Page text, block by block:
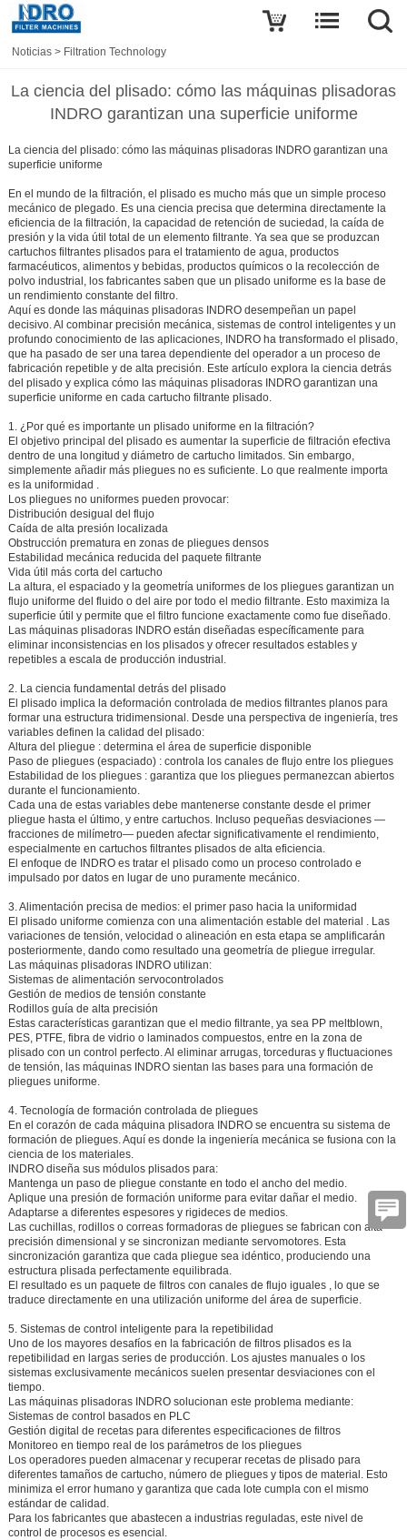
Noticias > Filtration Technology
La ciencia del plisado: cómo las máquinas plisadoras
INDRO garantizan una superficie uniforme
La ciencia del plisado: cómo las máquinas plisadoras INDRO garantizan una
superficie uniforme
En el mundo de la filtración, el plisado es mucho más que un simple proceso
mecánico de plegado. Es una ciencia precisa que determina directamente la
eficiencia de la filtración, la capacidad de retención de suciedad, la caída de
presión y la vida útil total de un elemento filtrante. Ya sea que se produzcan
cartuchos filtrantes plisados para el tratamiento de agua, productos
farmacéuticos, alimentos y bebidas, productos químicos o la recolección de
polvo industrial, los fabricantes saben que un plisado uniforme es la base de
un rendimiento constante del filtro.
Aquí es donde las máquinas plisadoras INDROdesempeñan un papel
decisivo. Al combinar precisión mecánica, sistemas de control inteligentes y un
profundo conocimiento de las aplicaciones, INDRO ha transformado el plisado,
que ha pasado de ser una tarea dependiente del operador a un proceso de
fabricación repetible y de alta precisión. Este artículo explora la ciencia detrás
del plisado y explica cómo las máquinas plisadoras INDRO garantizan una
superficie uniforme en cada cartucho filtrante plisado.
1. ¿Por qué es importante un plisado uniforme en la filtración?
El objetivo principal del plisado es aumentar la superficie de filtración efectiva
dentro de una longitud y diámetro de cartucho limitados. Sin embargo,
simplemente añadir más pliegues no es suficiente. Lo que realmente importa
es la uniformidad
Los pliegues no uniformes pueden provocar:
Distribución desigual del flujo
Caída de alta presión localizada
Obstrucción prematura en zonas de pliegues densos
Estabilidad mecánica reducida del paquete filtrante
Vida útil más corta del cartucho
La altura, el espaciado y la geometría uniformes de los pliegues garantizan un
flujo uniforme del fluido o del aire por todo el medio filtrante. Esto maximiza la
superficie útil y permite que el filtro funcione exactamente como fue diseñado.
Las máquinas plisadoras INDRO están diseñadas específicamente para
eliminar inconsistencias en los plisados y ofrecer resultados estables y
repetibles a escala de producción industrial.
2. La ciencia fundamental detrás del plisado
El plisado implica la deformación controlada de medios filtrantes planos para
formar una estructura tridimensional. Desde una perspectiva de ingeniería, tres
variables definen la calidad del plisado:
Altura del pliegue : determina el área de superficie disponible
Paso de pliegues (espaciado): controla los canales de flujo entre los pliegues
Estabilidad de los pliegues: garantiza que los pliegues permanezcan abiertos
durante el funcionamiento.
Cada una de estas variables debe mantenerse constante desde el primer
pliegue hasta el último, y entre cartuchos. Incluso pequeñas desviaciones —
fracciones de milímetro— pueden afectar significativamente el rendimiento,
especialmente en cartuchos filtrantes plisados de alta eficiencia.
El enfoque de INDRO es tratar el plisado como un proceso controlado e
impulsado por datos en lugar de uno puramente mecánico.
3. Alimentación precisa de medios: el primer paso hacia la uniformidad
El plisado uniforme comienza con una alimentación estable del material . Las
variaciones de tensión, velocidad o alineación en esta etapa se amplificarán
posteriormente, dando como resultado una geometría de pliegue irregular.
Las máquinas plisadoras INDRO utilizan:
Sistemas de alimentación servocontrolados
Gestión de medios de tensión constante
Rodillos guía de alta precisión
Estas características garantizan que el medio filtrante, ya sea PP meltblown,
PES, PTFE, fibra de vidrio o laminados compuestos, entre en la zona de
plisado con un control perfecto. Al eliminar arrugas, torceduras y fluctuaciones
de tensión, las máquinas INDRO sientan las bases para una formación de
pliegues uniforme.
4. Tecnología de formación controlada de pliegues
En el corazón de cada máquina plisadora INDRO se encuentra su sistema de
formación de pliegues. Aquí es donde la ingeniería mecánica se fusiona con la
ciencia de los materiales.
INDRO diseña sus módulos plisados para:
Mantenga un paso de pliegue constante en todo el ancho del medio.
Aplique una presión de formación uniforme para evitar dañar el medio.
Adaptarse a diferentes espesores y rigideces de medios.
Las cuchillas, rodillos o correas formadoras de pliegues se fabrican con alta
precisión dimensional y se sincronizan mediante servomotores. Esta
sincronización garantiza que cada pliegue sea idéntico, produciendo una
estructura plisada perfectamente equilibrada.
El resultado es un paquete de filtros con canales de flujo iguales, lo que se
traduce directamente en una utilización uniforme del área de superficie.
5. Sistemas de control inteligente para la repetibilidad
Uno de los mayores desafíos en la fabricación de filtros plisados es la
repetibilidad en largas series de producción. Los ajustes manuales o los
sistemas exclusivamente mecánicos suelen presentar desviaciones con el
tiempo.
Las máquinas plisadoras INDRO solucionan este problema mediante:
Sistemas de control basados en PLC
Gestión digital de recetas para diferentes especificaciones de filtros
Monitoreo en tiempo real de los parámetros de los pliegues
Los operadores pueden almacenar y recuperar recetas de plisado para
diferentes tamaños de cartucho, número de pliegues y tipos de material. Esto
minimiza el error humano y garantiza que cada lote cumpla con el mismo
estándar de calidad.
Para los fabricantes que abastecen a industrias reguladas, este nivel de
control de procesos es esencial.